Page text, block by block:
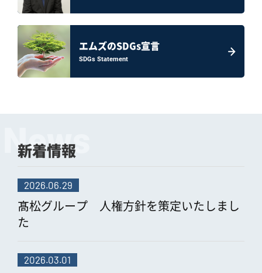
エムズのSDGs宣言
SDGs Statement
News
新着情報
2026.06.29
髙松グループ 人権方針を策定いたしまし
た
2026.03.01